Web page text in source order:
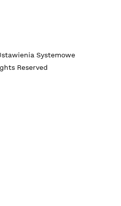
/
Systemowe
Reserved